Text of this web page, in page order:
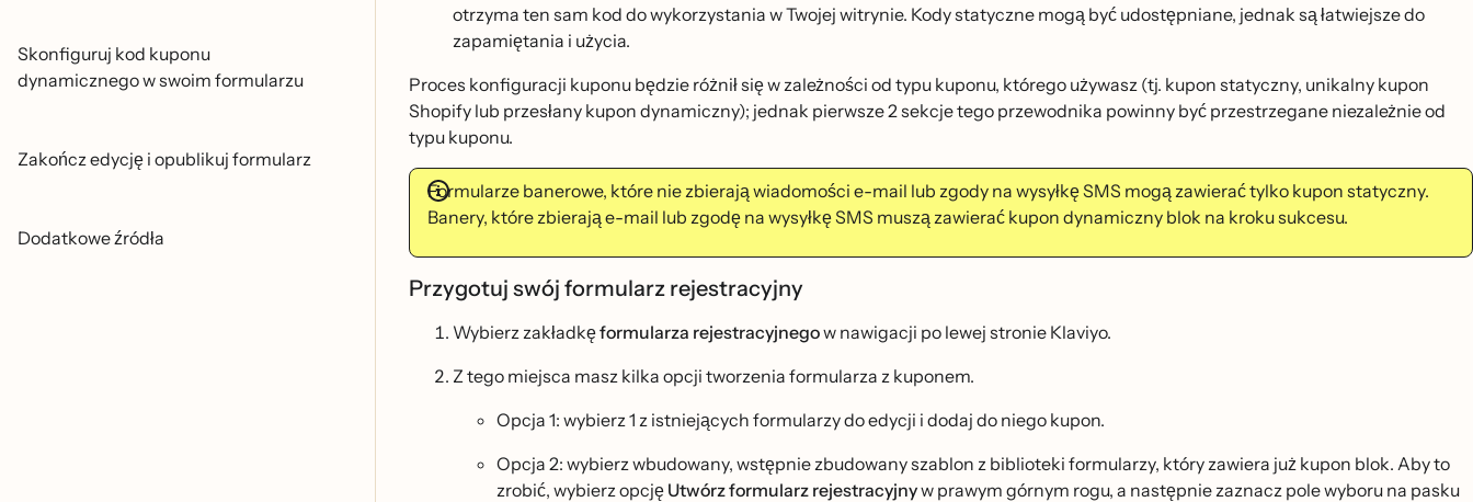
Skonfiguruj kod kuponu
dynamicznego w swoim formularzu
Zakończ edycję i opublikuj formularz
Dodatkowe źródła
otrzyma ten sam kod do wykorzystania w Twojej witrynie. Kody statyczne mogą być udostępniane, jednak są łatwiejsze do
zapamiętania i użycia.
Proces konfiguracji kuponu będzie różnił się w zależności od typu kuponu, którego używasz (tj. kupon statyczny, unikalny kupon
Shopify lub przesłany kupon dynamiczny); jednak pierwsze 2 sekcje tego przewodnika powinny być przestrzegane niezależnie od
typu kuponu.
Formularze banerowe, które nie zbierają wiadomości e-mail lub zgody na wysyłkę SMS mogą zawierać tylko kupon statyczny.
Banery, które zbierają e-mail lub zgodę na wysyłkę SMS muszą zawierać kupon dynamiczny blok na kroku sukcesu.
Przygotuj swój formularz rejestracyjny
Wybierz zakładkęformularza rejestracyjnegow nawigacji po lewej stronie Klaviyo.
Z tego miejsca masz kilka opcji tworzenia formularza z kuponem.
Opcja 1: wybierz 1 z istniejących formularzy do edycji i dodaj do niego kupon.
Opcja 2: wybierz wbudowany, wstępnie zbudowany szablon z biblioteki formularzy, który zawiera już kupon blok. Aby to
zrobić, wybierz opcję Utwórz formularz rejestracyjnyw prawym górnym rogu, a następnie zaznacz pole wyboru na pasku